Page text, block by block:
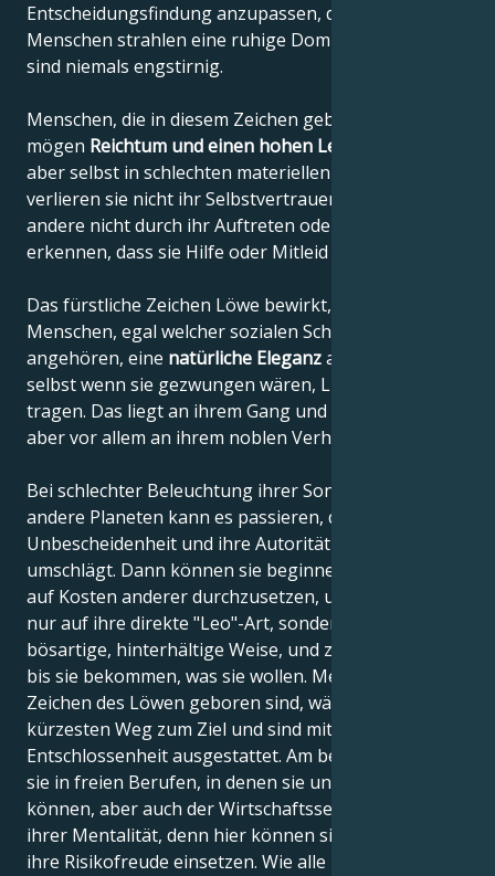
Entscheidungsfindung anzupassen, denn diese
Menschen strahlen eine ruhige Dominanz aus und
sind niemals engstirnig.
Menschen, die in diesem Zeichen geboren sind,
mögen Reichtum und einen hohen Lebensstandard
aber selbst in schlechten materiellen Situationen
verlieren sie nicht ihr Selbstvertrauen und lassen
andere nicht durch ihr Auftreten oder Verhalten
erkennen, dass sie Hilfe oder Mitleid brauchen.
Das fürstliche Zeichen Löwe bewirkt, dass diese
Menschen, egal welcher sozialen Schicht sie
angehören, eine natürliche Eleganzausstrahlen,
selbst wenn sie gezwungen wären, Lumpen zu
tragen. Das liegt an ihrem Gang und ihrer Haltung,
aber vor allem an ihrem noblen Verhalten.
Bei schlechter Beleuchtung ihrer Sonne durch
andere Planeten kann es passieren, dass ihr Stolz in
Unbescheidenheit und ihre Autorität in Arroganz
umschlägt. Dann können sie beginnen, ihren Willen
auf Kosten anderer durchzusetzen, und zwar nicht
nur auf ihre direkte "Leo"-Art, sondern auch auf eine
bösartige, hinterhältige Weise, und zwar so lange,
bis sie bekommen, was sie wollen. Menschen, die im
Zeichen des Löwen geboren sind, wählen immer den
kürzesten Weg zum Ziel und sind mit großer
Entschlossenheit ausgestattet. Am besten gedeihen
sie in freien Berufen, in denen sie unabhängig sein
können, aber auch der Wirtschaftssektor passt zu
ihrer Mentalität, denn hier können sie ihren Mut und
ihre Risikofreude einsetzen. Wie alle Raubkatzen